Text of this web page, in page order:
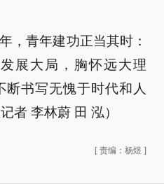
，青年建功正当其时：
展大局，胸怀远大理
书写无愧于时代和人
者 李林蔚 田 泓）
[ 责编：杨煜 ]